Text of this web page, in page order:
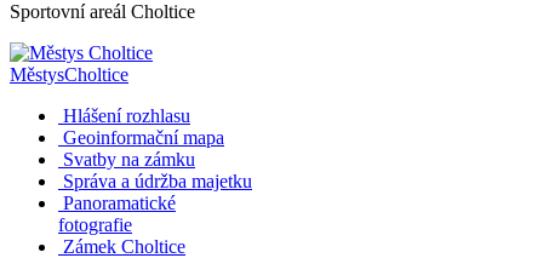
Sportovní areál Choltice
MěstysCholtice
Hlášení rozhlasu
Geoinformační mapa
Svatby na zámku
Správa a údržba majetku
Panoramatické
fotografie
Zámek Choltice